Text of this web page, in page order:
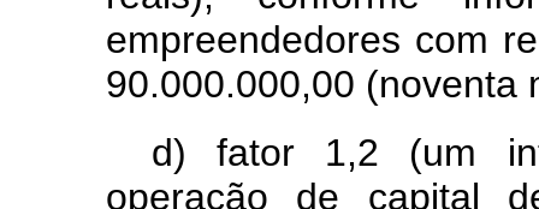
empreendedores com
90.000.000,00 (noventa
d) fator 1,2 (um
operação de capital